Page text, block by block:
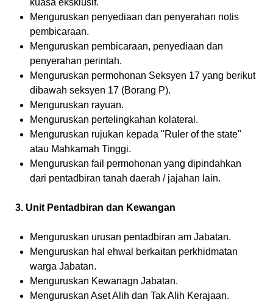
kuasa eksklusif.
Menguruskan penyediaan dan penyerahan notis
pembicaraan.
Menguruskan pembicaraan, penyediaan dan
penyerahan perintah.
Menguruskan permohonan Seksyen 17 yang berikut
dibawah seksyen 17 (Borang P).
Menguruskan rayuan.
Menguruskan pertelingkahan kolateral.
Menguruskan rujukan kepada "Ruler of the state"
atau Mahkamah Tinggi.
Menguruskan fail permohonan yang dipindahkan
dari pentadbiran tanah daerah / jajahan lain.
3. Unit Pentadbiran dan Kewangan
Menguruskan urusan pentadbiran am Jabatan.
Menguruskan hal ehwal berkaitan perkhidmatan
warga Jabatan.
Menguruskan Kewanagn Jabatan.
Menguruskan Aset Alih dan Tak Alih Kerajaan.